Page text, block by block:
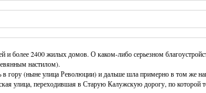
и более 2400 жилых домов. О каком-либо серьезном
настилом).
гору (ныне улица Революции) и дальше шла примерно в том же
улица, переходившая в Старую Калужскую дорогу, по которой